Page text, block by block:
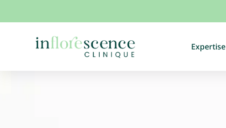
Expertise